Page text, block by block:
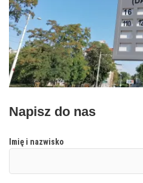
Napisz do nas
Imię i nazwisko